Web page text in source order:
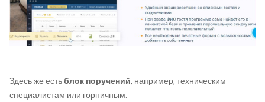
Здесь же естьблок поручений, например, техническим
специалистам или горничным.